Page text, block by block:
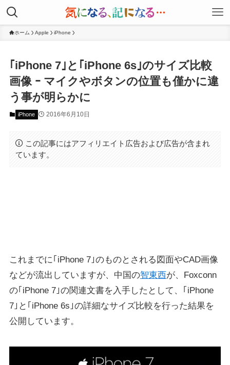
ホーム Apple iPhone
｢iPhone 7｣と｢iPhone 6s｣のサイズ比較
画像 ｰ マイクやボタンの位置も僅かに違
う事が明らかに
iPhone 2016年6月10日
この記事にはアフィリエイト広告および広告が含まれ
ています。
これまでに｢iPhone 7｣のものとされる図面やCAD画像
などが流出していますが、中国の智東西が、Foxconn
の｢iPhone 7｣の関連文書を入手したとして、｢iPhone
7｣と｢iPhone 6s｣の詳細なサイズ比較を行った結果を
公開しています。